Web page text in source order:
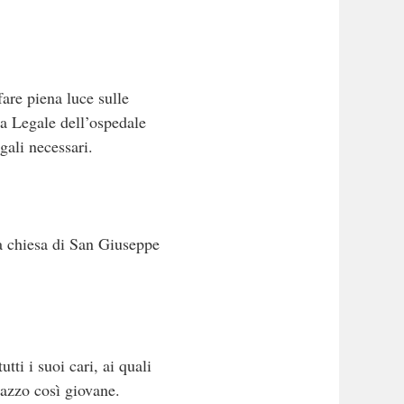
piena luce sulle
dell’ospedale
necessari.
di San Giuseppe
i suoi cari, ai quali
così giovane.